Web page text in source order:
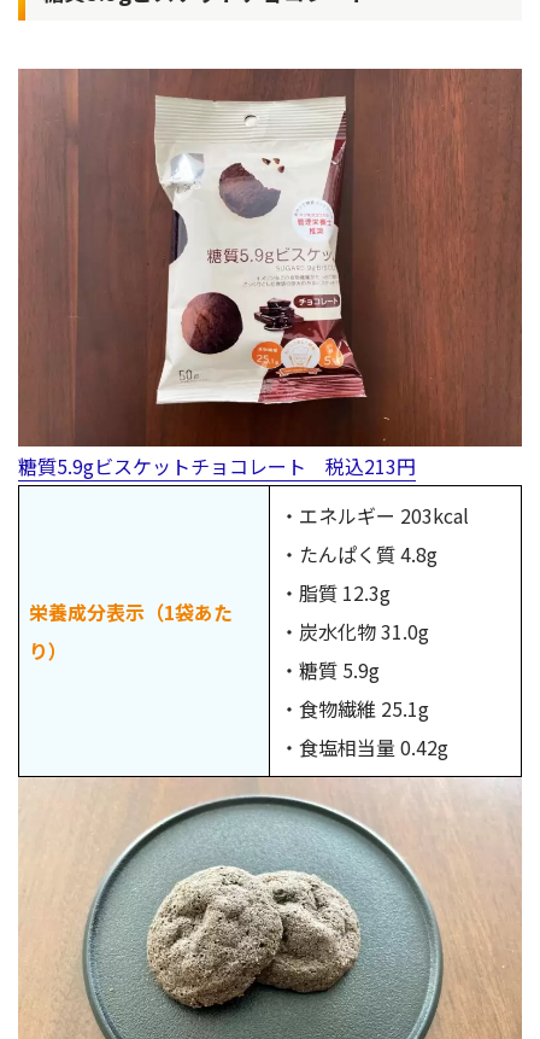
糖質5.9gビスケットチョコレート 税込213円
栄養成分表示（1袋あた
り）
・エネルギー 203kcal
・たんぱく質 4.8g
・脂質 12.3g
・炭水化物 31.0g
・糖質 5.9g
・食物繊維 25.1g
・食塩相当量 0.42g